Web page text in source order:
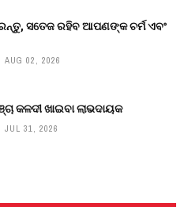
ସତେଜ ରହିବ ଆପଣଙ୍କ ଚର୍ମ ଏବଂ
AUG 02, 2026
କଳଦୀ ଖାଇବା ଲାଭଦାୟକ
JUL 31, 2026